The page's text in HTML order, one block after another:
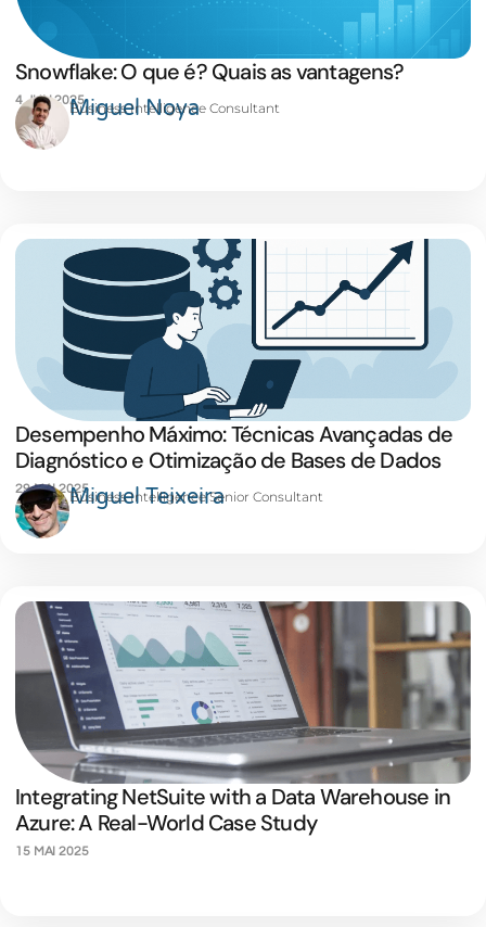
Snowflake: O que é? Quais as vantagens?
4 JUN 2025Miguel Noya
Business Intelligence Consultant
Desempenho Máximo: Técnicas Avançadas de
Diagnóstico e Otimização de Bases de Dados
29 MAI 2025Miguel Teixeira
Business Intelligence Senior Consultant
Integrating NetSuite with a Data Warehouse in
Azure: A Real-World Case Study
15 MAI 2025